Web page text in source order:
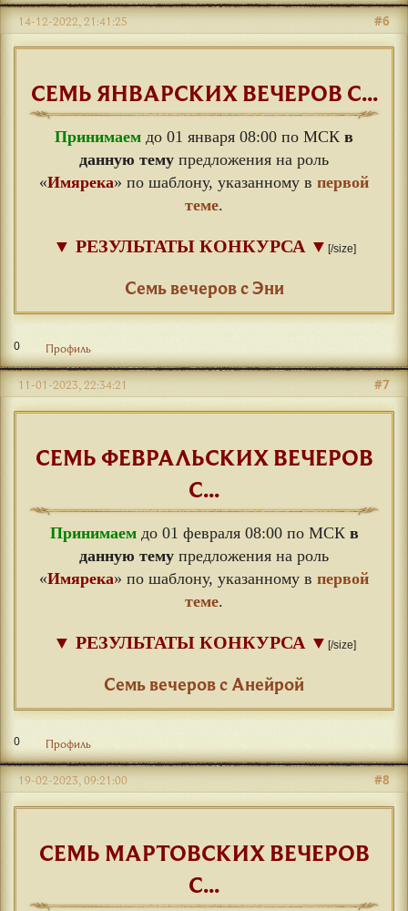
#6
14-12-2022, 21:41:25
СЕМЬ ЯНВАРСКИХ ВЕЧЕРОВ С...
Принимаем до 01 января 08:00 по МСК в
данную тему предложения на роль
«Имярека» по шаблону, указанному в первой
теме.
▼ РЕЗУЛЬТАТЫ КОНКУРСА ▼ [/size]
Семь вечеров с Эни
0 Профиль
#7
11-01-2023, 22:34:21
СЕМЬ ФЕВРАЛЬСКИХ ВЕЧЕРОВ
С...
Принимаемдо 01 февраля 08:00 по МСК в
данную тему предложения на роль
«Имярека» по шаблону, указанному в первой
теме.
▼ РЕЗУЛЬТАТЫ КОНКУРСА ▼ [/size]
Семь вечеров с Анейрой
0 Профиль
#8
19-02-2023, 09:21:00
СЕМЬ МАРТОВСКИХ ВЕЧЕРОВ
С...